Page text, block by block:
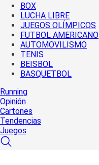
BOX
LUCHA LIBRE
JUEGOS OLÍMPICOS
FUTBOL AMERICANO
AUTOMOVILISMO
TENIS
BEISBOL
BASQUETBOL
Running
Opinión
Cartones
Tendencias
Juegos